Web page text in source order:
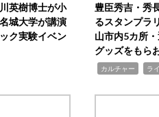
英樹博士が小
城大学が講演
ク実験イベン
豊臣秀吉・秀
るスタンプラ
山市内5カ所
グッズをもら
カルチャー ラ